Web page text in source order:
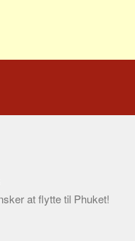
at flytte til Phuket!